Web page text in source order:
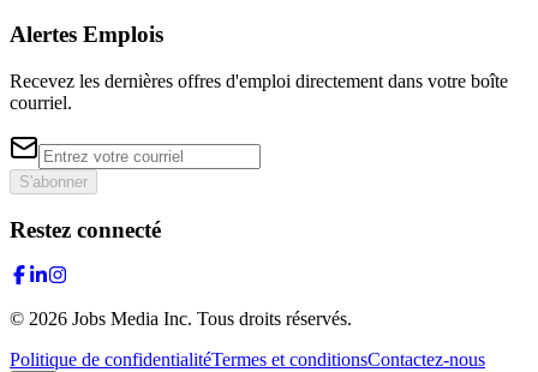
Alertes Emplois
Recevez les dernières offres d'emploi directement dans votre boîte
courriel.
S'abonner
Restez connecté
© 2026 Jobs Media Inc. Tous droits réservés.
Politique de confidentialitéTermes et conditionsContactez-nous